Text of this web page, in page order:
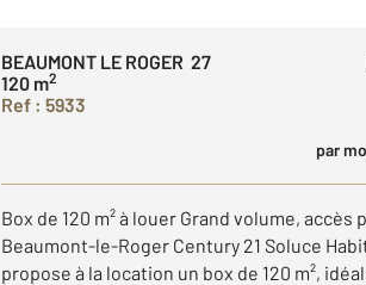
BEAUMONT LE ROGER 27
120 m2
Ref : 5933
par
Box de 120 m² à louer Grand volume, accès
Beaumont-le-Roger Century 21 Soluce
propose à la location un box de 120 m²,